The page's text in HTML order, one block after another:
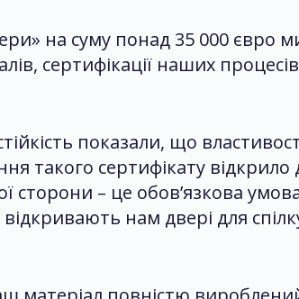
на суму понад 35 000 євро
сертифікації наших
показали, що
такого сертифікату відкрило
сторони – це обов’язкова
нам двері для